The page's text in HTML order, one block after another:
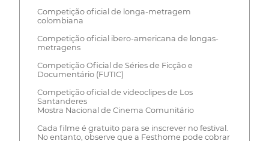
Competição oficial de longa-metragem
colombiana
Competição oficial ibero-americana de longas-
metragens
Competição Oficial de Séries de Ficção e
Documentário (FUTIC)
Competição oficial de videoclipes de Los
Santanderes
Mostra Nacional de Cinema Comunitário
Cada filme é gratuito para se inscrever no festival.
No entanto, observe que a Festhome pode cobrar